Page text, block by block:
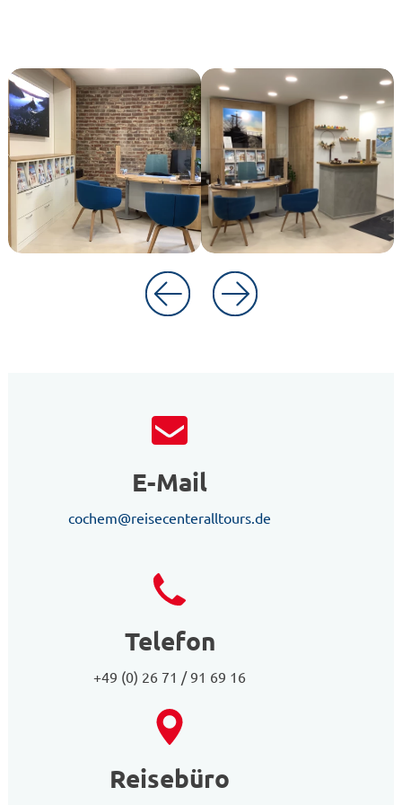
E-Mail
cochem@reisecenteralltours.de
Telefon
+49 (0) 26 71 / 91 69 16
Reisebüro